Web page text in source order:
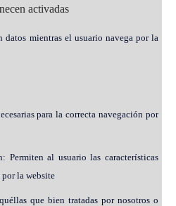
activadas
datos mientras el usuario navega por la
para la correcta navegación por
Permiten al usuario las características
la website
que bien tratadas por nosotros o